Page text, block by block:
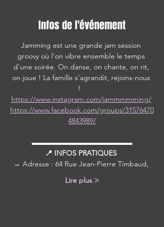
Infos de l'événement
Jamming est une grande jam session
groovy où l'on vibre ensemble le temps
d'une soirée. On danse, on chante, on rit,
on joue ! La famille s'agrandit, rejoins-nous
!
https://www.instagram.com/jammmmming/
https://www.facebook.com/groups/31576470
4843989/
▬▬▬▬▬▬▬▬▬▬▬▬▬▬
📍 INFOS PRATIQUES
→ Adresse : 64 Rue Jean-Pierre Timbaud,
Lire plus >